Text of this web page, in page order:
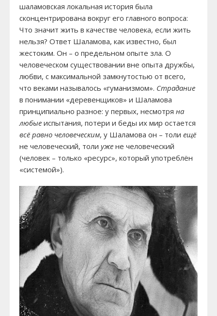
шаламовская локальная история была
сконцентрирована вокруг его главного вопроса:
Что значит жить в качестве человека, если жить
нельзя? Ответ Шаламова, как известно, был
жестоким. Он – о предельном опыте зла. О
человеческом существовании вне опыта дружбы,
любви, с максимальной замкнутостью от всего,
что веками называлось «гуманизмом». Страдание
в понимании «деревенщиков» и Шаламова
принципиально разное: у первых, несмотря на
любые испытания, потери и беды их мир остается
всё равно человеческим, у Шаламова он – толи ещё
не человеческий, толи уже не человеческий
(человек – только «ресурс», который употреблён
«системой»).